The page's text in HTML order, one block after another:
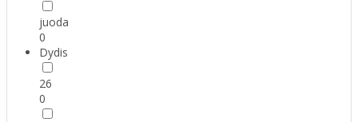
juoda
0
Dydis
26
0